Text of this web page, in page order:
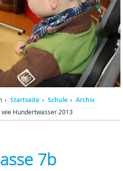
Startseite Schule
Archiv
Hundertwasser 2013
7b